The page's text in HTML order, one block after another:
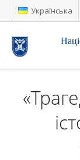
Українська